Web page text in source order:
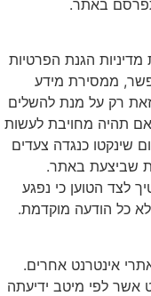
באתר.
הגנת הפרטיות
ממסירת מידע
רק על מנת להשלים
תהיה מחויבת לעשות
שינקטו כנגדה צעדים
שביצעת באתר.
לצד הטוען כי נפגע
כל הודעה מוקדמת.
אינטרנט אחרים.
לפי מיטב ידיעתה